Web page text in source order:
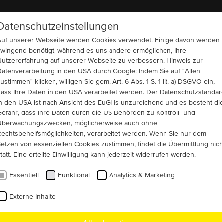
UNTERNEHMEN REFERENZEN KONTAKT
in
eines Synchrongenerators in einem
in Schottland suchte der Kunde
schnellem Ersatz und wurde bei
unserer Webseite werden Cookies verwendet. Einige davon werden
benötigt, während es uns andere ermöglichen, Ihre
auf unserer Webseite zu verbessern. Hinweis zur
in den USA durch Google: Indem Sie auf "Allen
klicken, willigen Sie gem. Art. 6 Abs. 1 S. 1 lit. a) DSGVO ein,
Ihre Daten in den USA verarbeitet werden. Der
den USA ist nach Ansicht des EuGHs unzureichend und es besteht
dass Ihre Daten durch die US-Behörden zu Kontroll- und
möglicherweise auch ohne
verarbeitet werden. Wenn Sie nur dem
von essenziellen Cookies zustimmen, findet die Übermittlung
Eine erteilte Einwilligung kann jederzeit widerrufen werden.
Essentiell Funktional Analytics & Marketing
Externe Inhalte